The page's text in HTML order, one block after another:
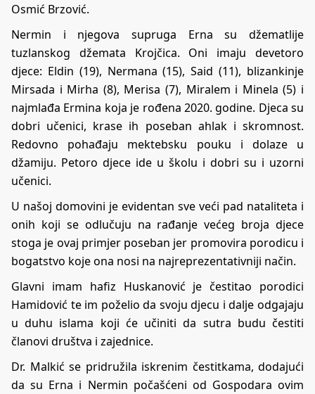
Osmić Brzović.
Nermin i njegova supruga Erna su džematlije
tuzlanskog džemata Krojčica. Oni imaju devetoro
djece: Eldin (19), Nermana (15), Said (11), blizankinje
Mirsada i Mirha (8), Merisa (7), Miralem i Minela (5) i
najmlađa Ermina koja je rođena 2020. godine. Djeca su
dobri učenici, krase ih poseban ahlak i skromnost.
Redovno pohađaju mektebsku pouku i dolaze u
džamiju. Petoro djece ide u školu i dobri su i uzorni
učenici.
U našoj domovini je evidentan sve veći pad nataliteta i
onih koji se odlučuju na rađanje većeg broja djece
stoga je ovaj primjer poseban jer promovira porodicu i
bogatstvo koje ona nosi na najreprezentativniji način.
Glavni imam hafiz Huskanović je čestitao porodici
Hamidović te im poželio da svoju djecu i dalje odgajaju
u duhu islama koji će učiniti da sutra budu čestiti
članovi društva i zajednice.
Dr. Malkić se pridružila iskrenim čestitkama, dodajući
da su Erna i Nermin počašćeni od Gospodara ovim